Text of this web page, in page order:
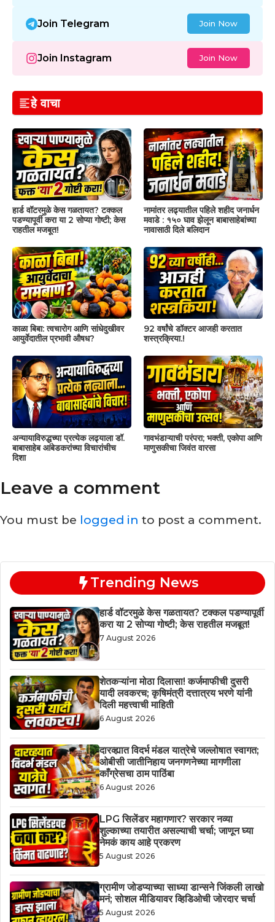
Join Telegram Join Now
Join Instagram Join Now
हे वाचा
हार्ड वॉटरमुळे केस गळतायत? टक्कल
पडण्यापूर्वी करा या 2 सोप्या गोष्टी; केस
राहतील मजबूत!
नामांतर लढ्यातील पहिले शहीद जनार्धन
मवाडे : १५० घाव झेलून बाबासाहेबांच्या
नावासाठी दिले बलिदान
काळा बिबा: त्वचारोग आणि सांधेदुखीवर
आयुर्वेदातील प्रभावी औषध?
92 वर्षांचे डॉक्टर आजही करतात
शस्त्रक्रिया.!
अन्यायाविरुद्धच्या प्रत्येक लढ्याला डॉ.
बाबासाहेब आंबेडकरांच्या विचारांचीच
दिशा
गावभंडाऱ्याची परंपरा; भक्ती, एकोपा आणि
माणुसकीचा जिवंत वारसा
Leave a comment
You must be logged in to post a comment.
Trending News
हार्ड वॉटरमुळे केस गळतायत? टक्कल पडण्यापूर्वी
करा या 2 सोप्या गोष्टी; केस राहतील मजबूत!
7 August 2026
शेतकऱ्यांना मोठा दिलासा! कर्जमाफीची दुसरी
यादी लवकरच; कृषिमंत्री दत्तात्रय भरणे यांनी
दिली महत्त्वाची माहिती
6 August 2026
दारव्ह्यात विदर्भ मंडल यात्रेचे जल्लोषात स्वागत;
ओबीसी जातीनिहाय जनगणनेच्या मागणीला
काँग्रेसचा ठाम पाठिंबा
6 August 2026
LPG सिलेंडर महागणार? सरकार नव्या
शुल्काच्या तयारीत असल्याची चर्चा; जाणून घ्या
नेमकं काय आहे प्रकरण
5 August 2026
ग्रामीण जोडप्याच्या साध्या डान्सने जिंकली लाखो
मनं; सोशल मीडियावर व्हिडिओची जोरदार चर्चा
5 August 2026